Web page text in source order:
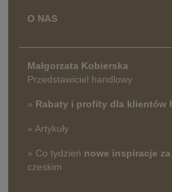
O NAS
Małgorzata Kobierska
Przedstawiciel handlowy
» Rabaty i profity dla klientów
» Artykuły
» Co tydzień nowe inspiracje
czeskim